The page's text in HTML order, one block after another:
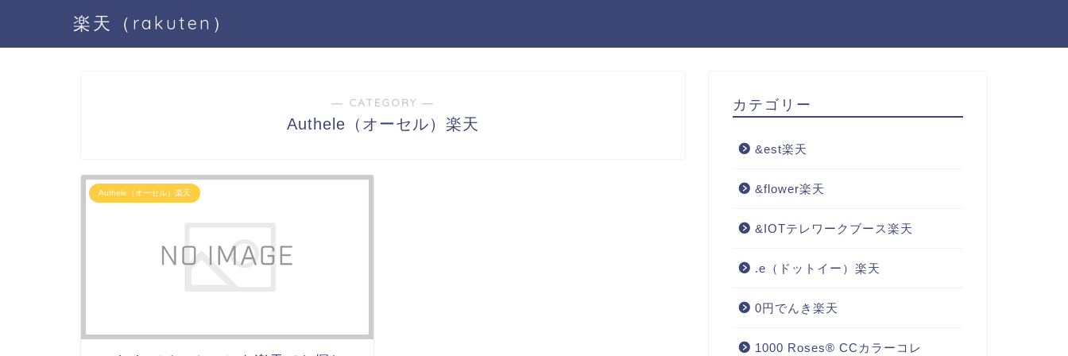
楽天（rakuten）
― CATEGORY ―
Authele（オーセル）楽天
Authele（オーセル）楽天
カテゴリー
&est楽天
&flower楽天
&IOTテレワークブース楽天
.e（ドットイー）楽天
0円でんき楽天
1000 Roses® CCカラーコレ